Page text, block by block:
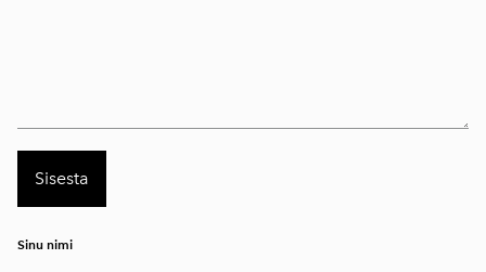
Sinu nimi